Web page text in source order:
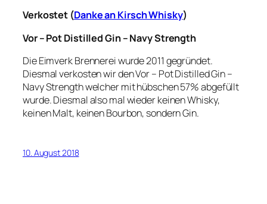
Verkostet (Danke an Kirsch Whisky)
Vor – Pot Distilled Gin – Navy Strength
Die Eimverk Brennerei wurde 2011 gegründet.
Diesmal verkosten wir den Vor – Pot Distilled Gin –
Navy Strength welcher mit hübschen 57% abgefüllt
wurde. Diesmal also mal wieder keinen Whisky,
keinen Malt, keinen Bourbon, sondern Gin.
10. August 2018